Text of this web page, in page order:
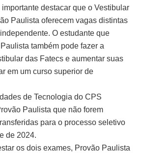
destacar que o Vestibular
Paulista oferecem vagas distintas
O estudante que
também pode fazer a
das Fatecs e aumentar suas
em um curso superior de
de Tecnologia do CPS
Paulista que não forem
para o processo seletivo
de 2024.
os dois exames, Provão Paulista